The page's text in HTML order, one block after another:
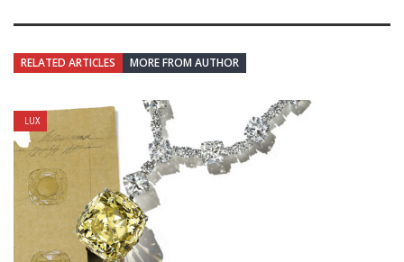
RELATED ARTICLES MORE FROM AUTHOR
LUX